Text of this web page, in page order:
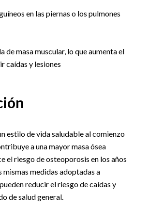
en las piernas o los pulmones
de masa muscular, lo que aumenta el
caídas y lesiones
estilo de vida saludable al comienzo
a una mayor masa ósea
el riesgo de osteoporosis en los años
mismas medidas adoptadas a
reducir el riesgo de caídas y
de salud general.